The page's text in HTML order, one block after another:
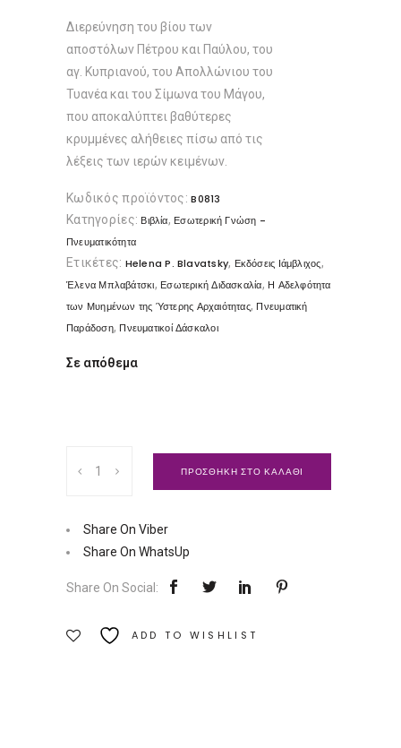
Διερεύνηση του βίου των
αποστόλων Πέτρου και Παύλου, του
αγ. Κυπριανού, του Απολλώνιου του
Τυανέα και του Σίμωνα του Μάγου,
που αποκαλύπτει βαθύτερες
κρυμμένες αλήθειες πίσω από τις
λέξεις των ιερών κειμένων.
Κωδικός προϊόντος:B0813
Κατηγορίες: Βιβλία, Εσωτερική Γνώση -
Πνευματικότητα
Ετικέτες: Helena P. Blavatsky, Εκδόσεις Ιάμβλιχος,
Έλενα Μπλαβάτσκι, Εσωτερική Διδασκαλία, Η Αδελφότητα
των Μυημένων της Ύστερης Αρχαιότητας, Πνευματική
Παράδοση, Πνευματικοί Δάσκαλοι
Σε απόθεμα
Αδελφότητα
Μυημένων
της
αρχαιότητας
Εκδόσεις
ΠΡΟΣΘΗΚΗ ΣΤΟ ΚΑΛΑΘΙ
Share On Viber
Share On WhatsUp
Share On Social:
ADD TO WISHLIST